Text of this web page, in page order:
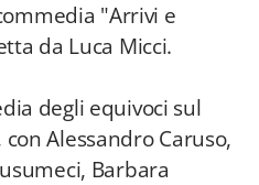
"Arrivi e
da Luca Micci.
degli equivoci sul
Alessandro Caruso,
Barbara